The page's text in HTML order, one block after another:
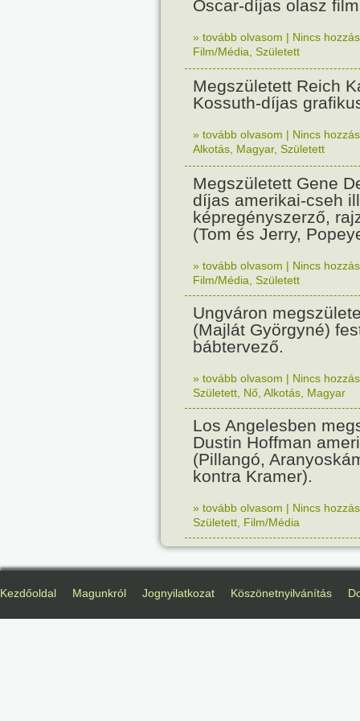
Oscar-díjas olasz
» tovább olvasom | Nincs
Film/Média Született
Megszületett Reich
Kossuth-díjas
» tovább olvasom | Nincs
Alkotás Magyar, Született
Megszületett Gene
díjas amerikai-cseh
képregényszerző,
(Tom és Jerry,
» tovább olvasom | Nincs
Film/Média Született
Ungváron
(Majlát Györgyné)
bábtervező.
» tovább olvasom | Nincs
Született Nő Alkotás Magyar
Los Angelesben
Dustin Hoffman
(Pillangó,
kontra Kramer).
» tovább olvasom | Nincs
Született Film/Média
Kezdőoldal Magunkról Jognyilatkozat Köszönetnyilvánítás